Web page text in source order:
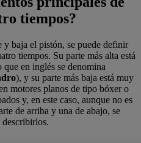
tiempos?
baja el pistón, se puede definir
tiempos. Su parte más alta está
en inglés se denomina
), y su parte más baja está muy
motores planos de tipo bóxer o
y, en este caso, aunque no es
de arriba y una de abajo, se